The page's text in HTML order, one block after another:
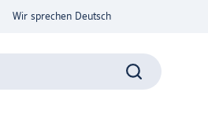
Wir sprechen Deutsch